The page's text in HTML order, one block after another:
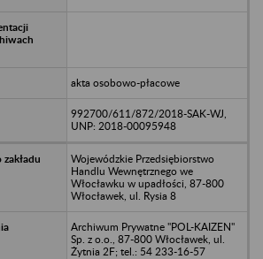
akta osobowo-płacowe
992700/611/872/2018-SAK-WJ,
UNP: 2018-00095948
Wojewódzkie Przedsiębiorstwo
Handlu Wewnętrznego we
Włocławku w upadłości, 87-800
Włocławek, ul. Rysia 8
Archiwum Prywatne "POL-KAIZEN"
Sp. z o.o., 87-800 Włocławek, ul.
Żytnia 2F; tel.: 54 233-16-57